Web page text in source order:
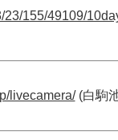
23/155/49109/
livecamera/(白駒